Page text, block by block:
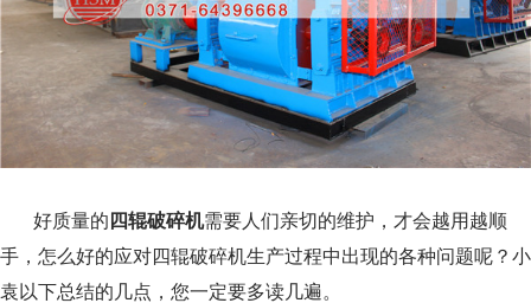
好质量的 四辊破碎机需要人们亲切的维护，才会越用越顺
手，怎么好的应对四辊破碎机生产过程中出现的各种问题呢？小
袁以下总结的几点，您一定要多读几遍。